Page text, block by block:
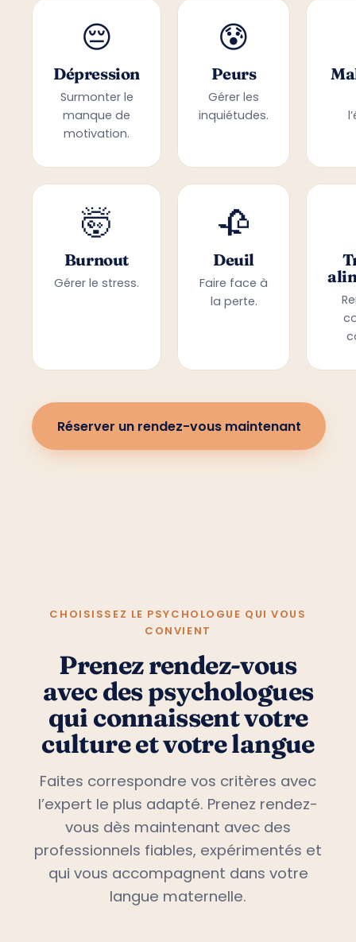
😔
Dépression
Surmonter le
manque de
motivation.
😰
Peurs
Gérer les
inquiétudes.
🤯
Burnout
Gérer le stress.
🥀
Deuil
Faire face à
la perte.
Réserver un rendez-vous maintenant
CHOISISSEZ LE PSYCHOLOGUE QUI VOUS
CONVIENT
Prenez rendez-vous
avec des psychologues
qui connaissent votre
culture et votre langue
Faites correspondre vos critères avec
l’expert le plus adapté. Prenez rendez-
vous dès maintenant avec des
professionnels fiables, expérimentés et
qui vous accompagnent dans votre
langue maternelle.